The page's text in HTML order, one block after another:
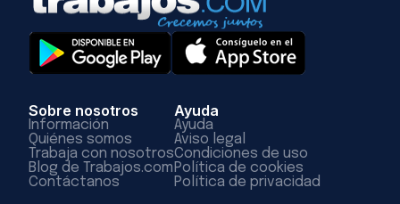
Sobre nosotros
Información
Quiénes somos
Trabaja con nosotros
Blog de Trabajos.com
Contáctanos
Ayuda
Ayuda
Aviso legal
Condiciones de uso
Política de cookies
Política de privacidad